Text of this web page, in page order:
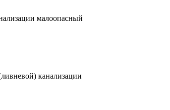
малоопасный
канализации